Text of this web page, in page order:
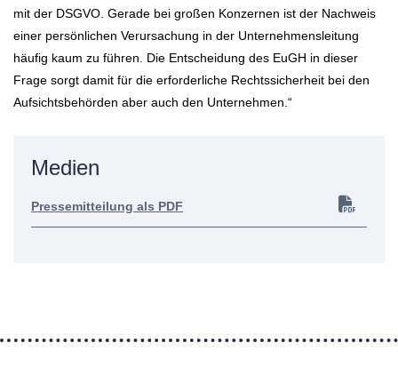
mit der DSGVO. Gerade bei großen Konzernen ist der Nachweis
einer persönlichen Verursachung in der Unternehmensleitung
häufig kaum zu führen. Die Entscheidung des EuGH in dieser
Frage sorgt damit für die erforderliche Rechtssicherheit bei den
Aufsichtsbehörden aber auch den Unternehmen.“
Medien
Pressemitteilung als PDF